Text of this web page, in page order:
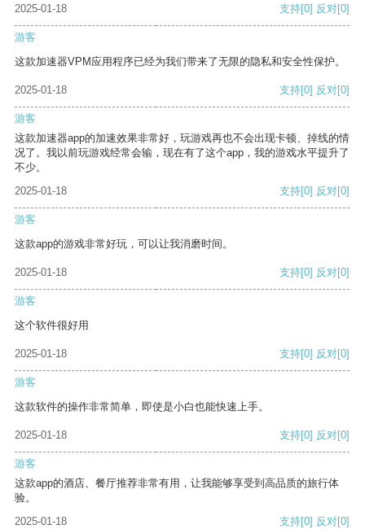
2025-01-18
支持[0] 反对[0]
游客
这款加速器VPM应用程序已经为我们带来了无限的隐私和安全性保护。
2025-01-18 支持[0] 反对[0]
游客
这款加速器app的加速效果非常好，玩游戏再也不会出现卡顿、掉线的情
况了。我以前玩游戏经常会输，现在有了这个app，我的游戏水平提升了
不少。
2025-01-18
支持[0] 反对[0]
游客
这款app的游戏非常好玩，可以让我消磨时间。
2025-01-18 支持[0] 反对[0]
游客
这个软件很好用
2025-01-18 支持[0] 反对[0]
游客
这款软件的操作非常简单，即使是小白也能快速上手。
2025-01-18 支持[0] 反对[0]
游客
这款app的酒店、餐厅推荐非常有用，让我能够享受到高品质的旅行体
验。
2025-01-18
支持[0] 反对[0]